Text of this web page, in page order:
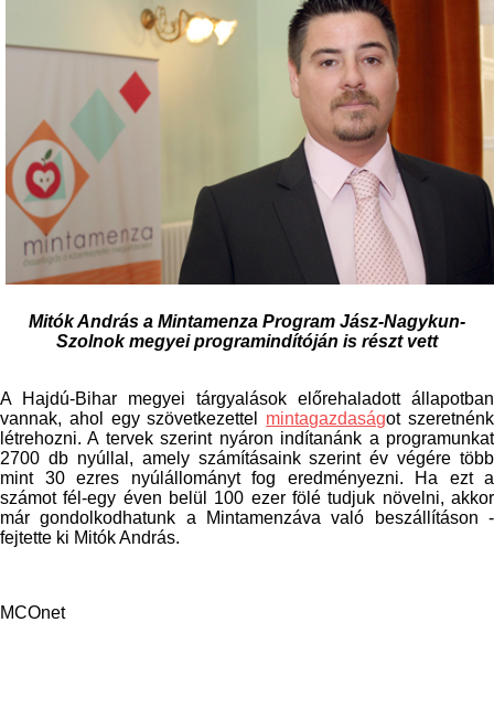
Mitók András a Mintamenza Program Jász-Nagykun-
Szolnok megyei programindítóján is részt vett
A Hajdú-Bihar megyei tárgyalások előrehaladott állapotban
vannak, ahol egy szövetkezettel mintagazdaságot szeretnénk
létrehozni. A tervek szerint nyáron indítanánk a programunkat
2700 db nyúllal, amely számításaink szerint év végére több
mint 30 ezres nyúlállományt fog eredményezni. Ha ezt a
számot fél-egy éven belül 100 ezer fölé tudjuk növelni, akkor
már gondolkodhatunk a Mintamenzáva való beszállításon -
fejtette ki Mitók András.
MCOnet